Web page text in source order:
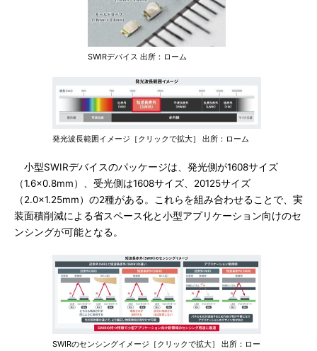
SWIRデバイス 出所：ローム
発光波長範囲イメージ［クリックで拡大］ 出所：ローム
小型SWIRデバイスのパッケージは、発光側が1608サイズ
（1.6×0.8mm）、受光側は1608サイズ、20125サイズ
（2.0×1.25mm）の2種がある。これらを組み合わせることで、実
装面積削減による省スペース化と小型アプリケーション向けのセ
ンシングが可能となる。
SWIRのセンシングイメージ［クリックで拡大］ 出所：ロー